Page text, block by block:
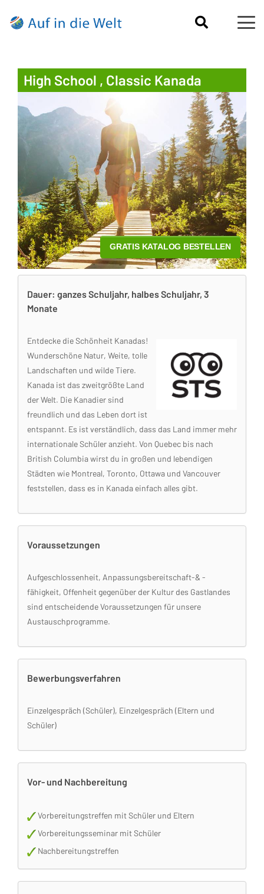
High School , Classic Kanada
Dauer: ganzes Schuljahr, halbes Schuljahr, 3
Monate
Entdecke die Schönheit Kanadas!
Wunderschöne Natur, Weite, tolle
Landschaften und wilde Tiere.
Kanada ist das zweitgrößte Land
der Welt. Die Kanadier sind
freundlich und das Leben dort ist
entspannt. Es ist verständlich, dass das Land immer mehr
internationale Schüler anzieht. Von Quebec bis nach
British Columbia wirst du in großen und lebendigen
Städten wie Montreal, Toronto, Ottawa und Vancouver
feststellen, dass es in Kanada einfach alles gibt.
Voraussetzungen
Aufgeschlossenheit, Anpassungsbereitschaft-& -
fähigkeit, Offenheit gegenüber der Kultur des Gastlandes
sind entscheidende Voraussetzungen für unsere
Austauschprogramme.
Bewerbungsverfahren
Einzelgespräch (Schüler), Einzelgespräch (Eltern und
Schüler)
Vor- und Nachbereitung
Vorbereitungstreffen mit Schüler und Eltern
Vorbereitungsseminar mit Schüler
Nachbereitungstreffen